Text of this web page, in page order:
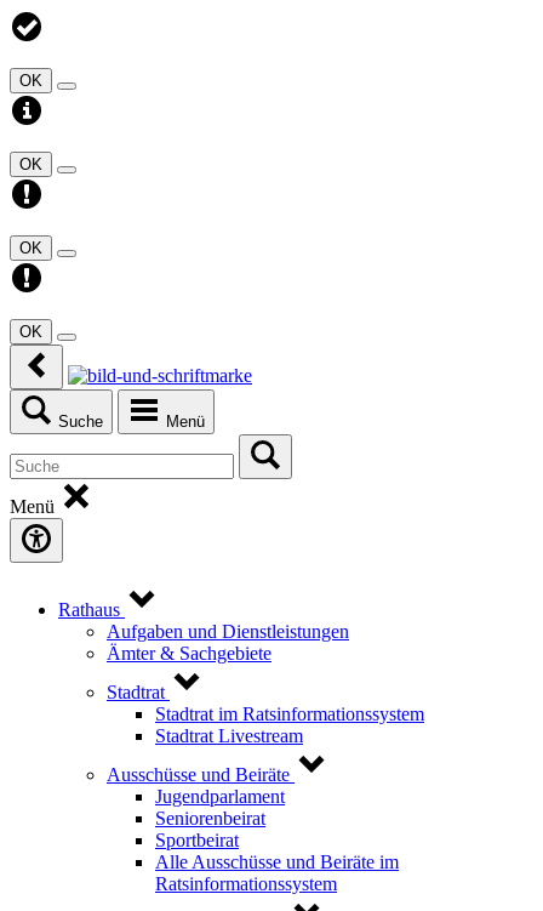
OK
OK
OK
OK
Suche Menü
Menü
Rathaus
Aufgaben und Dienstleistungen
Ämter & Sachgebiete
Stadtrat
Stadtrat im Ratsinformationssystem
Stadtrat Livestream
Ausschüsse und Beiräte
Jugendparlament
Seniorenbeirat
Sportbeirat
Alle Ausschüsse und Beiräte im
Ratsinformationssystem